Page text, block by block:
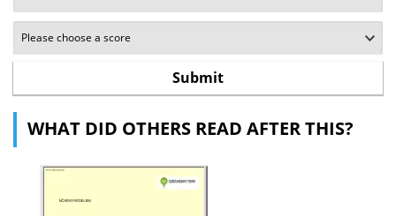
WHAT DID OTHERS READ AFTER THIS?